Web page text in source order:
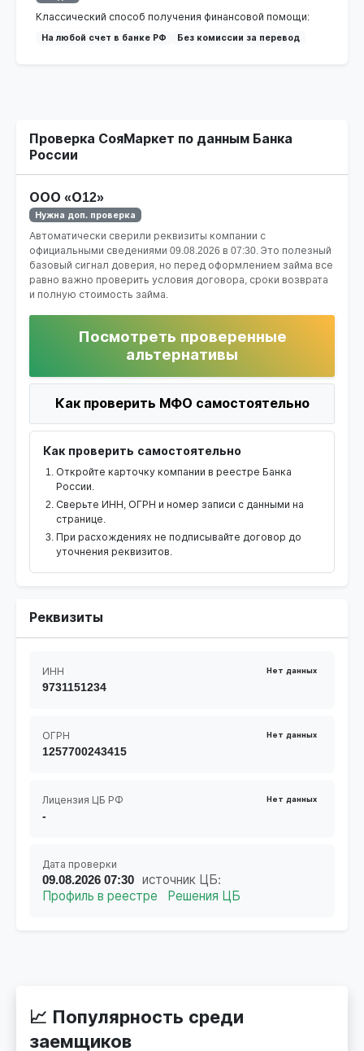
Классический способ получения финансовой помощи:
На любой счет в банке РФ Без комиссии за перевод
Проверка СояМаркет по данным Банка
России
ООО «О12»
Нужна доп. проверка
Автоматически сверили реквизиты компании с
официальными сведениями 09.08.2026 в 07:30 . Это полезный
базовый сигнал доверия, но перед оформлением займа все
равно важно проверить условия договора, сроки возврата
и полную стоимость займа.
Посмотреть проверенные
альтернативы
Как проверить МФО самостоятельно
Как проверить самостоятельно
Откройте карточку компании в реестре Банка
России.
Сверьте ИНН, ОГРН и номер записи с данными на
странице.
При расхождениях не подписывайте договор до
уточнения реквизитов.
Реквизиты
ИНН Нет данных
9731151234
ОГРН Нет данных
1257700243415
Лицензия ЦБ РФ Нет данных
-
Дата проверки
09.08.2026 07:30 источник ЦБ:
Профиль в реестре
Решения ЦБ
📈 Популярность среди
заемщиков